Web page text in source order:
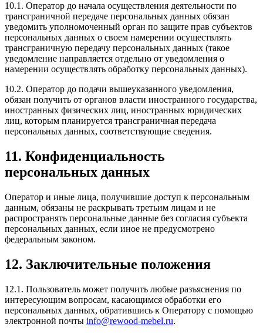
10.1. Оператор до начала осуществления деятельности по
трансграничной передаче персональных данных обязан
уведомить уполномоченный орган по защите прав субъектов
персональных данных о своем намерении осуществлять
трансграничную передачу персональных данных (такое
уведомление направляется отдельно от уведомления о
намерении осуществлять обработку персональных данных).
10.2. Оператор до подачи вышеуказанного уведомления,
обязан получить от органов власти иностранного государства,
иностранных физических лиц, иностранных юридических
лиц, которым планируется трансграничная передача
персональных данных, соответствующие сведения.
11. Конфиденциальность
персональных данных
Оператор и иные лица, получившие доступ к персональным
данным, обязаны не раскрывать третьим лицам и не
распространять персональные данные без согласия субъекта
персональных данных, если иное не предусмотрено
федеральным законом.
12. Заключительные положения
12.1. Пользователь может получить любые разъяснения по
интересующим вопросам, касающимся обработки его
персональных данных, обратившись к Оператору с помощью
электронной почты info@rewood-mebel.ru.